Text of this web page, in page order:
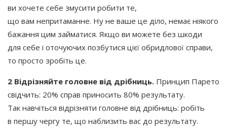
ви хочете себе змусити робити те,
що вам непритаманне. Ну не ваше це діло, немає ніякого
бажання цим займатися. Якщо ви можете без шкоди
для себе і оточуючих позбутися цієї обридлової справи,
то просто зробіть це.
2 Відрізняйте головне від дрібниць. Принцип Парето
свідчить: 20% справ приносить 80% результату.
Так навчіться відрізняти головне від дрібниць: робіть
в першу чергу те, що наблизить вас до результату.